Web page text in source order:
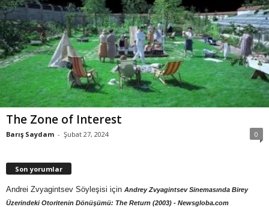
The Zone of Interest
Barış Saydam - Şubat 27, 2024 0
Son yorumlar
Andrei Zvyagintsev Söyleşisi için Andrey Zvyagintsev Sinemasında Birey
Üzerindeki Otoritenin Dönüşümü: The Return (2003) - Newsgloba.com